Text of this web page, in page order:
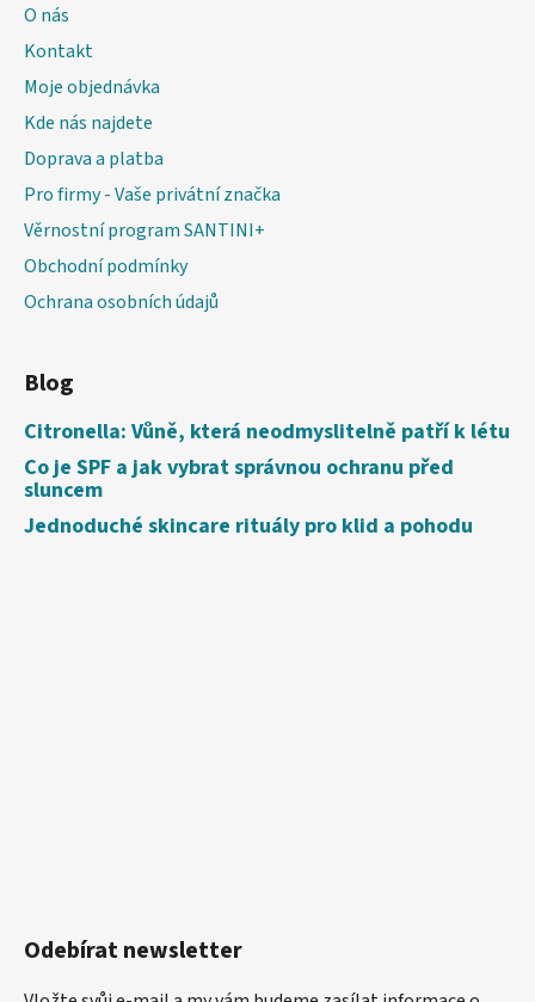
O nás
Kontakt
Moje objednávka
Kde nás najdete
Doprava a platba
Pro firmy - Vaše privátní značka
Věrnostní program SANTINI+
Obchodní podmínky
Ochrana osobních údajů
Blog
Citronella: Vůně, která neodmyslitelně patří k létu
Co je SPF a jak vybrat správnou ochranu před
sluncem
Jednoduché skincare rituály pro klid a pohodu
Odebírat newsletter